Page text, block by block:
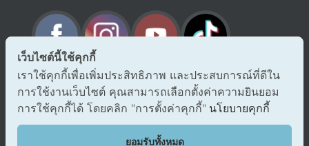
→ ร้องเรียนทุจริตและประพฤติมิชอบ
→ แจ้งเรื่องร้องออนไลน์ สำนักงาน ป.ป.ช.
→ รับเรื่องร้องเรียน/แจ้งเบาะแส สำนักงาน ป.ป.ท.
EDU VOC
แสดงความคิดเห็น/ข้อเสนอแนะ
เว็บไซต์นี้ใช้คุกกี้
เราใช้คุกกี้เพื่อเพิ่มประสิทธิภาพ และประสบการณ์ที่ดีใน
การใช้งานเว็บไซต์ คุณสามารถเลือกตั้งค่าความยินยอม
การใช้คุกกี้ได้ โดยคลิก "การตั้งค่าคุกกี้" นโยบายคุกกี้
ยอมรับทั้งหมด